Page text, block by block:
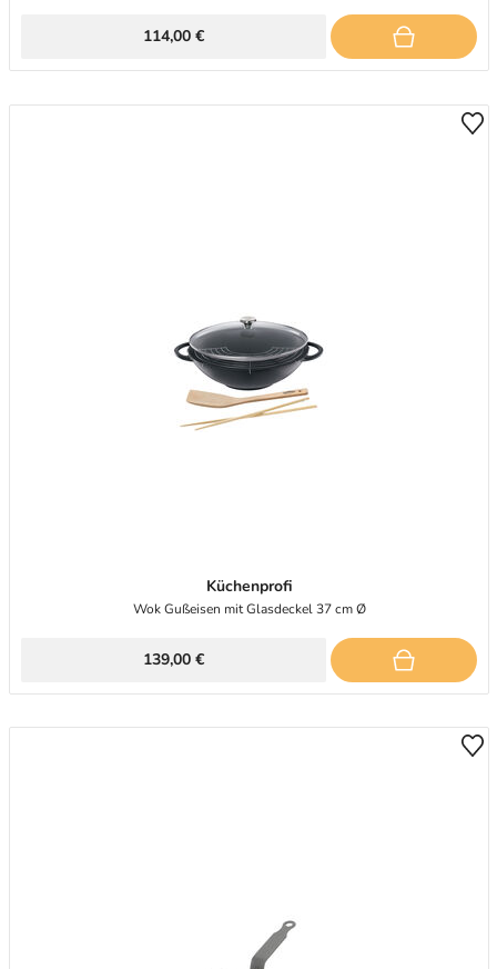
114,00 €
Küchenprofi
Wok Gußeisen mit Glasdeckel 37 cm Ø
139,00 €